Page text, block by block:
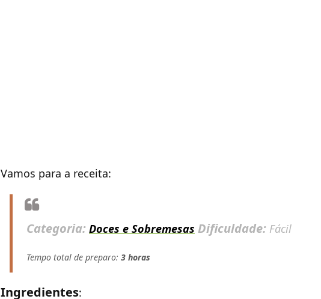
Vamos para a receita:
Categoria: Doces e Sobremesas Dificuldade: Fácil
Tempo total de preparo: 3 horas
Ingredientes: